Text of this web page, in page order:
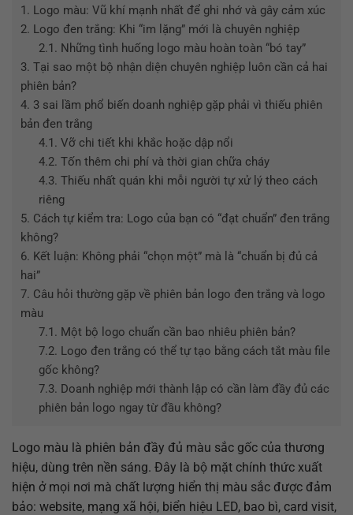
1. Logo màu: Vũ khí mạnh nhất để ghi nhớ và gây cảm xúc
2. Logo đen trắng: Khi “im lặng” mới là chuyên nghiệp
2.1. Những tình huống logo màu hoàn toàn “bó tay”
3. Tại sao một bộ nhận diện chuyên nghiệp luôn cần cả hai
phiên bản?
4. 3 sai lầm phổ biến doanh nghiệp gặp phải vì thiếu phiên
bản đen trắng
4.1. Vỡ chi tiết khi khắc hoặc dập nổi
4.2. Tốn thêm chi phí và thời gian chữa cháy
4.3. Thiếu nhất quán khi mỗi người tự xử lý theo cách
riêng
5. Cách tự kiểm tra: Logo của bạn có “đạt chuẩn” đen trắng
không?
6. Kết luận: Không phải “chọn một” mà là “chuẩn bị đủ cả
hai”
7. Câu hỏi thường gặp về phiên bản logo đen trắng và logo
màu
7.1. Một bộ logo chuẩn cần bao nhiêu phiên bản?
7.2. Logo đen trắng có thể tự tạo bằng cách tắt màu file
gốc không?
7.3. Doanh nghiệp mới thành lập có cần làm đầy đủ các
phiên bản logo ngay từ đầu không?
Logo màu là phiên bản đầy đủ màu sắc gốc của thương
hiệu, dùng trên nền sáng. Đây là bộ mặt chính thức xuất
hiện ở mọi nơi mà chất lượng hiển thị màu sắc được đảm
bảo: website, mạng xã hội, biển hiệu LED, bao bì, card visit,